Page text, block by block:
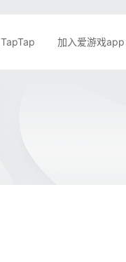
TapTap 加入爱游戏app